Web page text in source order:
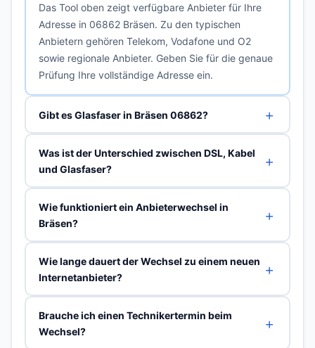
Das Tool oben zeigt verfügbare Anbieter für Ihre
Adresse in 06862 Bräsen. Zu den typischen
Anbietern gehören Telekom, Vodafone und O2
sowie regionale Anbieter. Geben Sie für die genaue
Prüfung Ihre vollständige Adresse ein.
Gibt es Glasfaser in Bräsen 06862?
Was ist der Unterschied zwischen DSL, Kabel
und Glasfaser?
Wie funktioniert ein Anbieterwechsel in
Bräsen?
Wie lange dauert der Wechsel zu einem neuen
Internetanbieter?
Brauche ich einen Technikertermin beim
Wechsel?